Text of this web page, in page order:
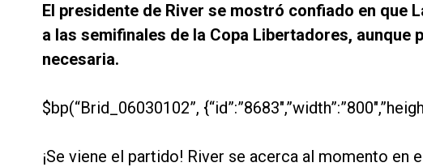
El presidente de River se mostró confiado en que
a las semifinales de la Copa Libertadores, aunque
necesaria.
$bp(“Brid_06030102”,
¡Se viene el partido! River se acerca al momento en